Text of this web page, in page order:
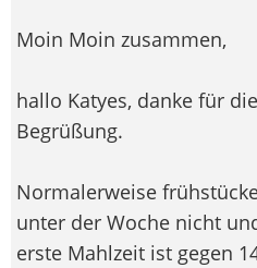
Moin Moin zusammen,
hallo Katyes, danke für
Begrüßung.
Normalerweise
unter der Woche nicht
erste Mahlzeit ist gegen